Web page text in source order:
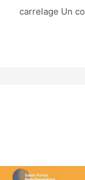
carrelage Un